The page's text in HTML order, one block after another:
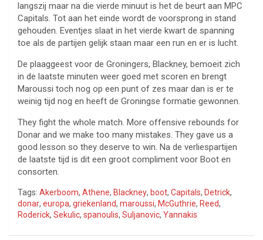
langszij maar na die vierde minuut is het de beurt aan MPC
Capitals. Tot aan het einde wordt de voorsprong in stand
gehouden. Eventjes slaat in het vierde kwart de spanning
toe als de partijen gelijk staan maar een run en er is lucht.
De plaaggeest voor de Groningers, Blackney, bemoeit zich
in de laatste minuten weer goed met scoren en brengt
Maroussi toch nog op een punt of zes maar dan is er te
weinig tijd nog en heeft de Groningse formatie gewonnen.
They fight the whole match. More offensive rebounds for
Donar and we make too many mistakes. They gave us a
good lesson so they deserve to win. Na de verliespartijen
de laatste tijd is dit een groot compliment voor Boot en
consorten.
Tags: Akerboom, Athene, Blackney, boot, Capitals, Detrick,
donar, europa, griekenland, maroussi, McGuthrie, Reed,
Roderick, Sekulic, spanoulis, Suljanovic, Yannakis